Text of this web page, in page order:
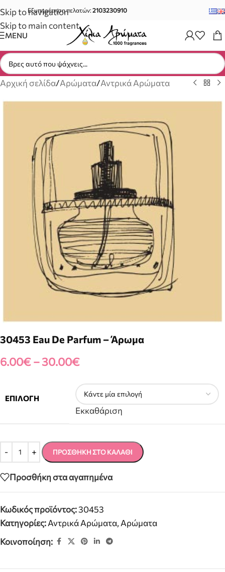
Skip to navigation
Skip to main content
Εξυπηρέτηση πελατών:2103230910
MENU
Αρχική σελίδα/Αρώματα/Αντρικά Αρώματα
30453 Eau De Parfum – Άρωμα
6.00€–30.00€
ΕΠΙΛΟΓΉ
Εκκαθάριση
ΠΡΟΣΘΉΚΗ ΣΤΟ ΚΑΛΆΘΙ
Προσθήκη στα αγαπημένα
Κωδικός προϊόντος:30453
Κατηγορίες:Αντρικά Αρώματα, Αρώματα
Κοινοποίηση: